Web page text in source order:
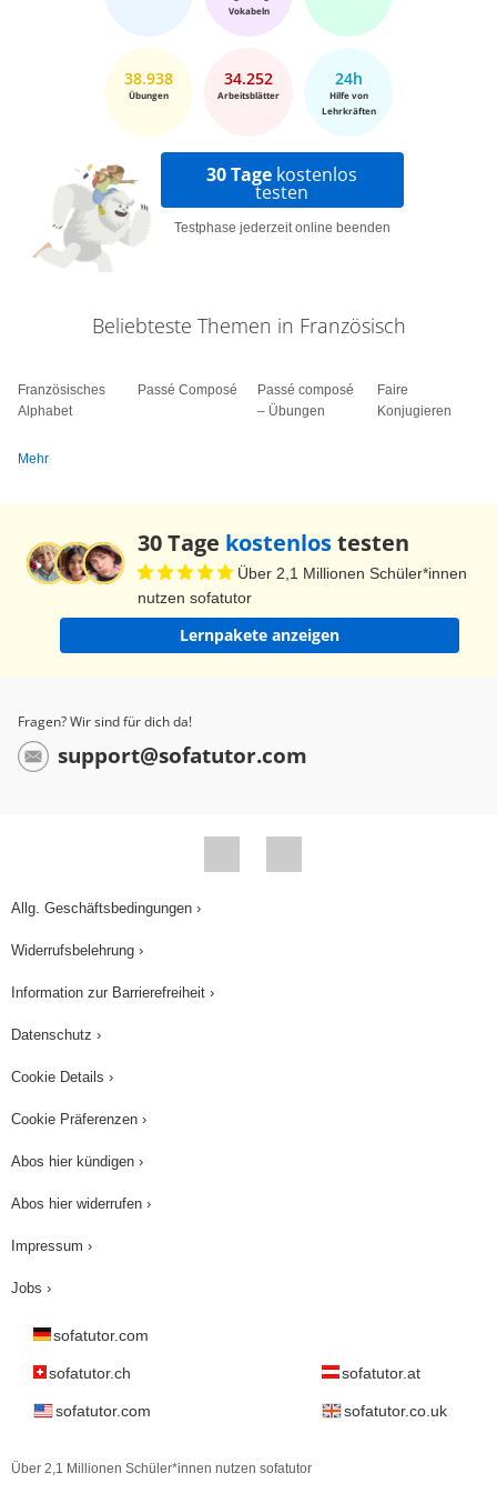
Vokabeln
38.938
Übungen
34.252
Arbeitsblätter
24h
Hilfe von
Lehrkräften
30 Tage kostenlos
testen
Testphase jederzeit online beenden
Beliebteste Themen in Französisch
Französisches
Alphabet
Passé Composé
Passé composé
– Übungen
Faire
Konjugieren
Mehr
30 Tage kostenlostesten
Über 2,1 Millionen Schüler*innen
nutzen sofatutor
Lernpakete anzeigen
Fragen? Wir sind für dich da!
support@sofatutor.com
Allg. Geschäftsbedingungen ›
Widerrufsbelehrung ›
Information zur Barrierefreiheit ›
Datenschutz ›
Cookie Details ›
Cookie Präferenzen ›
Abos hier kündigen ›
Abos hier widerrufen ›
Impressum ›
Jobs ›
sofatutor.com
sofatutor.ch sofatutor.at
sofatutor.com sofatutor.co.uk
Über 2,1 Millionen Schüler*innen nutzen sofatutor